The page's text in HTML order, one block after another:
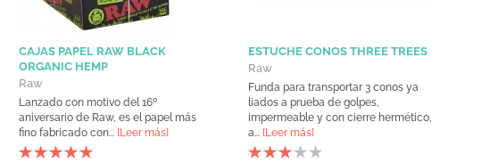
CAJAS PAPEL RAW BLACK
ORGANIC HEMP
Raw
Lanzado con motivo del 16º
aniversario de Raw, es el papel más
fino fabricado con... [Leer más]
ESTUCHE CONOS THREE TREES
Raw
Funda para transportar 3 conos ya
liados a prueba de golpes,
impermeable y con cierre hermético,
a... [Leer más]